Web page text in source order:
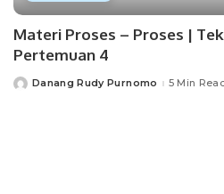
Materi Proses – Proses |
Pertemuan 4
PostedDanang Rudy Purnomo 5 Min